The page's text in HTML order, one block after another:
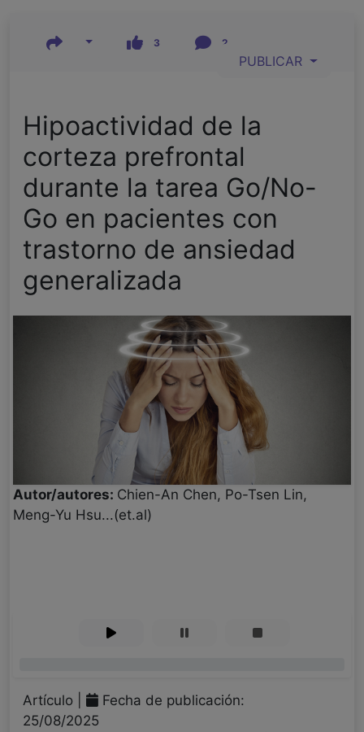
3 2
PUBLICAR
Hipoactividad de la
corteza prefrontal
durante la tarea Go/No-
Go en pacientes con
trastorno de ansiedad
generalizada
Autor/autores: Chien-An Chen, Po-Tsen Lin,
Meng-Yu Hsu...(et.al)
Artículo |
Fecha de publicación:
25/08/2025